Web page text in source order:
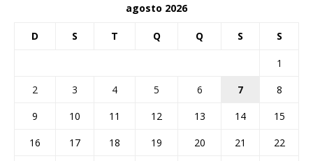
agosto 2026
D S T Q Q S S
1
2
3 4 5 6 7
8
9
10 11 12 13 14
15
16
17 18 19 20 21
22